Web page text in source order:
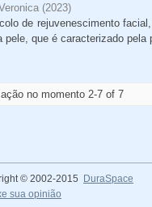
(2023)
de rejuvenescimento
pele, que é caracterizado
no momento 2-7 of 7
© 2002-2015
DuraSpace
sua opinião